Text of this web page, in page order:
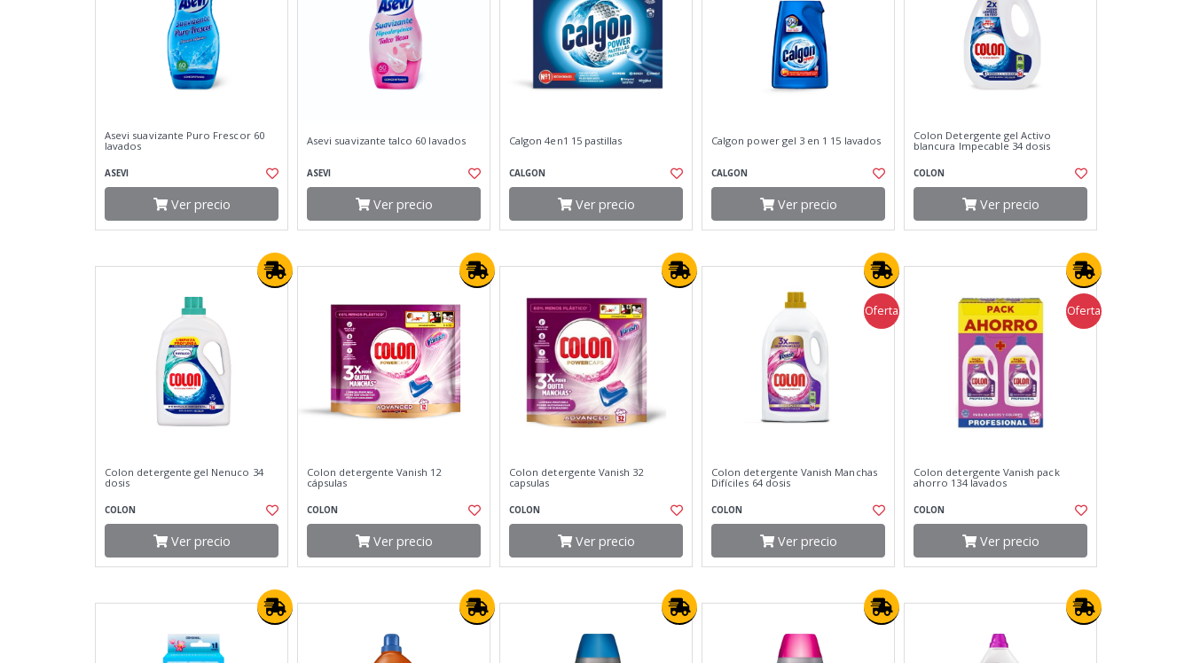
Asevi suavizante Puro Frescor 60
lavados
ASEVI
Ver precio
Asevi suavizante talco 60 lavados
ASEVI
Ver precio
Calgon 4en1 15 pastillas
CALGON
Ver precio
Calgon power gel 3 en 1 15 lavados
CALGON
Ver precio
Colon Detergente gel Activo
blancura Impecable 34 dosis
COLON
Ver precio
Colon detergente gel Nenuco 34
dosis
COLON
Ver precio
Colon detergente Vanish 12
cápsulas
COLON
Ver precio
Colon detergente Vanish 32
capsulas
COLON
Ver precio
Oferta
Colon detergente Vanish Manchas
Difíciles 64 dosis
COLON
Ver precio
Oferta
Colon detergente Vanish pack
ahorro 134 lavados
COLON
Ver precio